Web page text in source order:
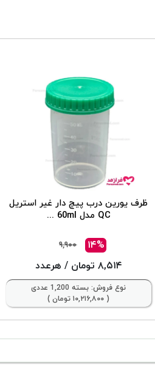
ظرف یورین درب پیچ دار غیر استریل
QC مدل 60ml ...
۱۴% ۹,۹۰۰
۸,۵۱۴ تومان / هرعدد
نوع فروش: بسته 1,200 عددی
( ۱۰,۲۱۶,۸۰۰ تومان )